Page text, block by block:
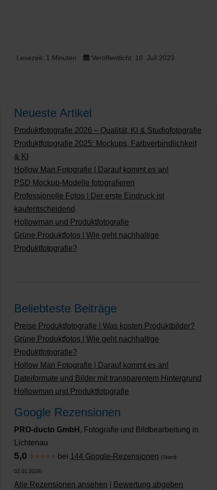
Lesezeit: 1 Minuten Veröffentlicht: 18. Juli 2023
Neueste Artikel
Produktfotografie 2026 – Qualität, KI & Studiofotografie
Produktfotografie 2025: Mockups, Farbverbindlichkeit
& KI
Hollow Man Fotografie | Darauf kommt es an!
PSD Mockup-Modelle fotografieren
Professionelle Fotos | Der erste Eindruck ist
kaufentscheidend
Hollowman und Produktfotografie
Grüne Produktfotos | Wie geht nachhaltige
Produktfotografie?
Beliebteste Beiträge
Preise Produktfotografie | Was kosten Produktbilder?
Grüne Produktfotos | Wie geht nachhaltige
Produktfotografie?
Hollow Man Fotografie | Darauf kommt es an!
Dateiformate und Bilder mit transparentem Hintergrund
Hollowman und Produktfotografie
Google Rezensionen
PRO-ducto GmbH , Fotografie und Bildbearbeitung in
Lichtenau
5,0 ⭐⭐⭐⭐⭐ bei 144 Google-Rezensionen (Stand
02.01.2026)
Alle Rezensionen ansehen Bewertung abgeben